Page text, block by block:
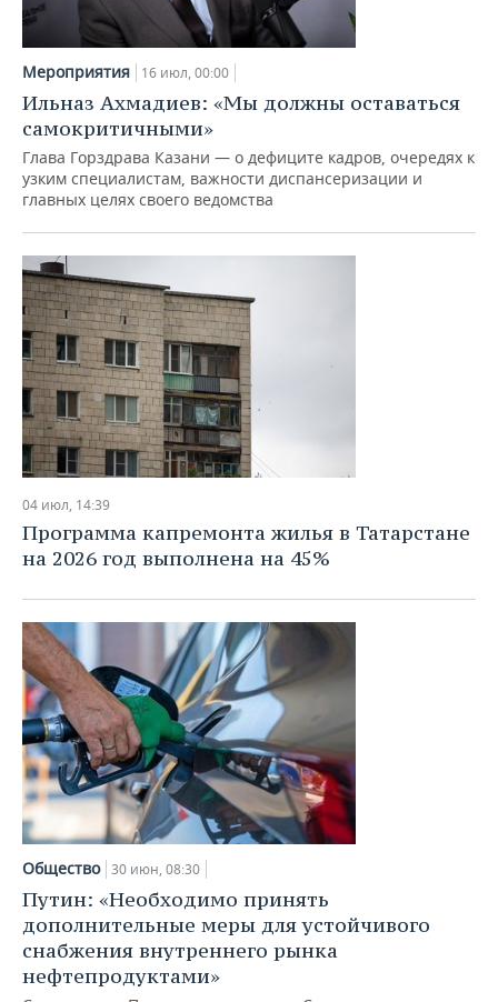
Мероприятия 16 июл, 00:00
Ильназ Ахмадиев: «Мы должны оставаться
самокритичными»
Глава Горздрава Казани — о дефиците кадров, очередях к
узким специалистам, важности диспансеризации и
главных целях своего ведомства
04 июл, 14:39
Программа капремонта жилья в Татарстане
на 2026 год выполнена на 45%
Общество 30 июн, 08:30
Путин: «Необходимо принять
дополнительные меры для устойчивого
снабжения внутреннего рынка
нефтепродуктами»